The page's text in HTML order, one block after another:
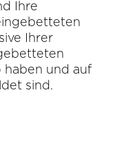
Ihre
Ihrer
haben und auf
sind.